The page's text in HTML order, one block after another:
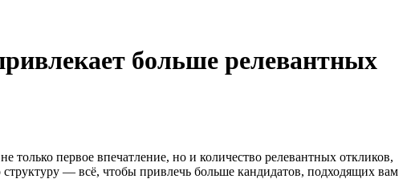
больше релевантных
первое впечатление, но и количество релевантных откликов,
— всё, чтобы привлечь больше кандидатов, подходящих вам